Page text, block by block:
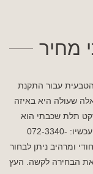
מחיר
עבור התקנת
שעולה היא באיזה
תלת שכבתי הוא
לעיתים קרובות התשובה הטובה ביותר! התקשרו עכשיו: 072-3340-
ומרהיב ניתן לבחור
את הבחירה לקשה. העץ